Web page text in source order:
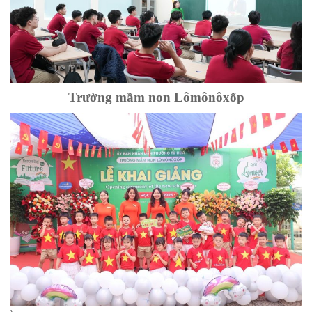
Trường mầm non Lômônôxốp